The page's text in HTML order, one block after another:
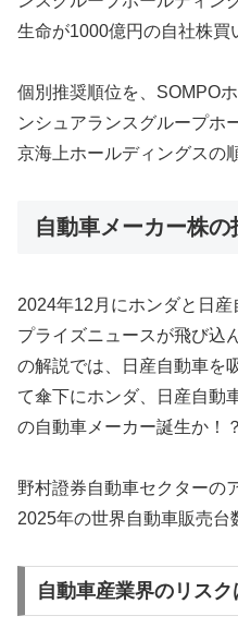
生命が1000億円の自社株買
個別推奨順位を、SOMPO
ンシュアランスグループホ
京海上ホールディングスの
自動車メーカー株の
2024年12月にホンダと日
プライズニュースが飛び込
の解説では、日産自動車を
て傘下にホンダ、日産自動
の自動車メーカー誕生か！
野村證券自動車セクターの
2025年の世界自動車販売台
自動車産業界のリス